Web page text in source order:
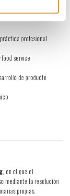
profesional
service
de producto
, en el que el
mediante la resolución
propias.